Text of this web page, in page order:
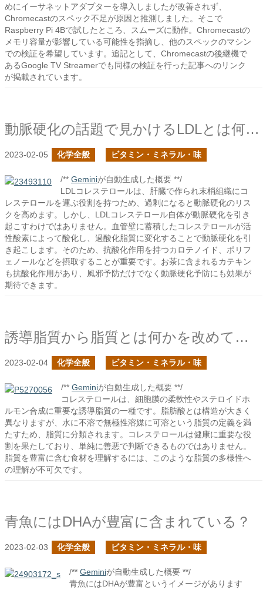
めにイーサネットアダプターを導入しましたが改善されず、
Chromecastのスペック不足が原因と推測しました。そこで
Raspberry Pi 4Bで試したところ、スムーズに動作。Chromecastの
メモリ容量が影響している可能性を指摘し、他のスペックのマシン
での検証を希望しています。追記として、Chromecastの後継機で
あるGoogle TV Streamerでも同様の検証を行った記事へのリンク
が掲載されています。
動脈硬化の話題で見かけるLDLとは何だ？
2023-02-05 化学全般 ビタミン・ミネラル・味
/** Geminiが自動生成した概要 **/
LDLコレステロールは、肝臓で作られ末梢組織にコ
レステロールを運ぶ役割を持つため、過剰になると動脈硬化のリス
クを高めます。しかし、LDLコレステロール自体が動脈硬化を引き
起こすわけではありません。血管壁に蓄積したコレステロールが活
性酸素によって酸化し、過酸化脂質に変化することで動脈硬化を引
き起こします。そのため、抗酸化作用を持つカロテノイド、ポリフ
ェノールなどを摂取することが重要です。お茶に含まれるカテキン
も抗酸化作用があり、風邪予防だけでなく動脈硬化予防にも効果が
期待できます。
誘導脂質から脂質とは何かを改めて考える
2023-02-04 化学全般 ビタミン・ミネラル・味
/** Geminiが自動生成した概要 **/
コレステロールは、細胞膜の柔軟性やステロイドホ
ルモン合成に重要な誘導脂質の一種です。脂肪酸とは構造が大きく
異なりますが、水に不溶で無極性溶媒に可溶という脂質の定義を満
たすため、脂質に分類されます。コレステロールは健康に重要な役
割を果たしており、単純に善悪で判断できるものではありません。
脂質を豊富に含む食材を理解するには、このような脂質の多様性へ
の理解が不可欠です。
青魚にはDHAが豊富に含まれている？
2023-02-03 化学全般 ビタミン・ミネラル・味
/** Geminiが自動生成した概要 **/
青魚にはDHAが豊富というイメージがあります